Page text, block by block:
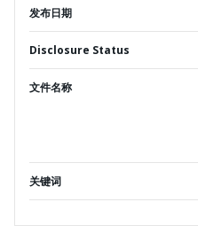
发布日期
Disclosure Status
文件名称
关键词